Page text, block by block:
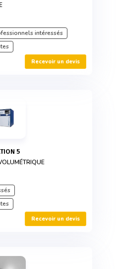
intéressés
Recevoir un devis
5
Recevoir un devis